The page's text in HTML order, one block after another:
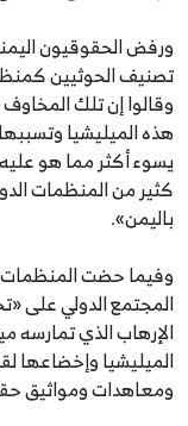
ورفض الحقوقيون
تصنيف الحوثيين
وقالوا إن تلك
هذه الميليشيا
يسوء أكثر مما هو
كثير من المنظمات
باليمن».
وفيما حضت المنظمات
المجتمع الدولي على
الإرهاب الذي تمارسه
الميليشيا وإخضاعها
ومعاهدات ومواثيق